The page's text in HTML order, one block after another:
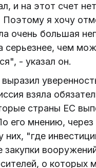
и на этот счет
Поэтому я хочу
очень большая
серьезнее, чем
- указал он.
взяла
страны ЕС
его мнению,
них, "где
закупки
о которых